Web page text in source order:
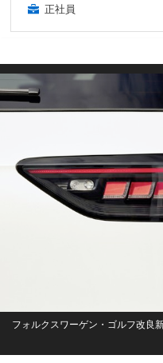
正社員
フォルクスワーゲン・ゴルフ改良